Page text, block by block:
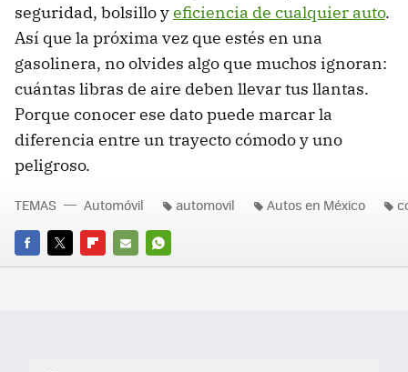
seguridad, bolsillo yeficiencia de cualquier auto.
Así que la próxima vez que estés en una
gasolinera, no olvides algo que muchos ignoran:
cuántas libras de aire deben llevar tus llantas.
Porque conocer ese dato puede marcar la
diferencia entre un trayecto cómodo y uno
peligroso.
FACEBOOK
TWITTERFLIPBOARD
E-
WHATSAPP
TEMAS Automóvil automovil Autos en México